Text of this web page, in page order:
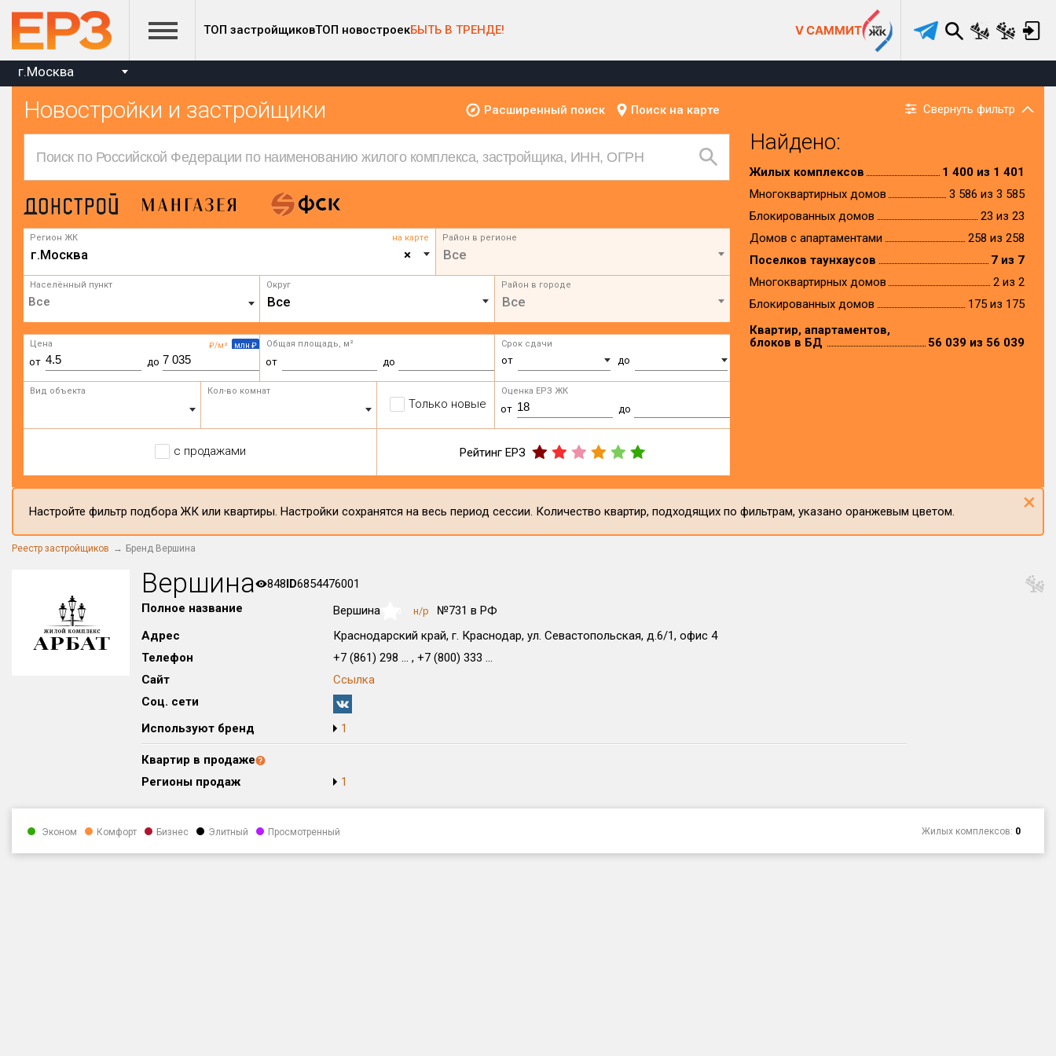
ТОП застройщиковТОП новостроекБЫТЬ В ТРЕНДЕ! V САММИТ
г.Москва
Новостройки и застройщики Расширенный поиск Поиск на карте Свернуть фильтр
Регион ЖК на карте
×
г.Москва
Район в регионе
Все
Населённый пункт Округ
Все
Район в городе
Все
₽/м² млн ₽
Цена
от до
Общая площадь, м²
от до
Срок сдачи
от до
Вид объекта Кол-во комнат
Только новые
Оценка ЕРЗ ЖК
от до
с продажами Рейтинг ЕРЗ
Найдено:
Жилых комплексов
1 400 из 1 401
Многоквартирных домов
3 586 из 3 585
Блокированных домов
23 из 23
Домов с апартаментами
258 из 258
Поселков таунхаусов
7 из 7
Многоквартирных домов
2 из 2
Блокированных домов
175 из 175
Квартир, апартаментов,
блоков в БД
56 039 из 56 039
Настройте фильтр подбора ЖК или квартиры. Настройки сохранятся на весь период сессии. Количество квартир, подходящих по фильтрам, указано оранжевым цветом. ×
Реестр застройщиков Бренд Вершина
Вершина 848ID6854476001
Полное название
Вершина н/р
№731 в РФ
Адрес
Краснодарский край, г. Краснодар, ул. Севастопольская, д.6/1, офис 4
Телефон
+7 (861) 298 ... , +7 (800) 333 ...
Сайт
Ссылка
Соц. сети
Используют бренд
1
Квартир в продаже
Регионы продаж
1
Эконом Комфорт Бизнес Элитный Просмотренный Жилых комплексов: 0